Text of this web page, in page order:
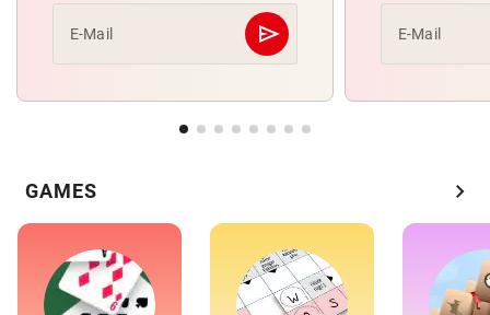
E-Mail send
Abschicken E-Mail
GAMES chevron_right